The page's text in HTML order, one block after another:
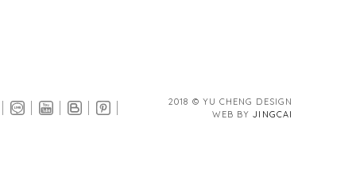
2018 © YU CHENG DESIGN
WEB BYJINGCAI